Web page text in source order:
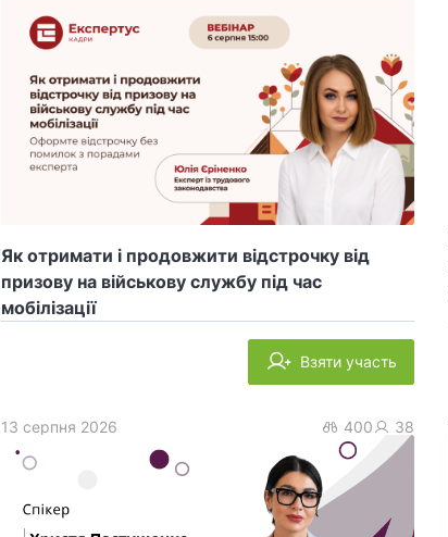
Як отримати і продовжити відстрочку від
призову на військову службу під час
мобілізації
Взяти участь
13 серпня 2026 400 38